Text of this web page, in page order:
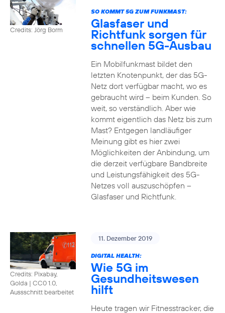
Credits: Jörg Borm
SO KOMMT 5G ZUM FUNKMAST:
Glasfaser und
Richtfunk sorgen für
schnellen 5G-Ausbau
Ein Mobilfunkmast bildet den
letzten Knotenpunkt, der das 5G-
Netz dort verfügbar macht, wo es
gebraucht wird – beim Kunden. So
weit, so verständlich. Aber wie
kommt eigentlich das Netz bis zum
Mast? Entgegen landläufiger
Meinung gibt es hier zwei
Möglichkeiten der Anbindung, um
die derzeit verfügbare Bandbreite
und Leistungsfähigkeit des 5G-
Netzes voll auszuschöpfen –
Glasfaser und Richtfunk.
Credits: Pixabay,
Golda | CC0 1.0,
Aussschnitt bearbeitet
11. Dezember 2019
DIGITAL HEALTH:
Wie 5G im
Gesundheitswesen
hilft
Heute tragen wir Fitnesstracker, die